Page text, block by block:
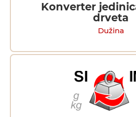
Konverter
drveta
Dužina